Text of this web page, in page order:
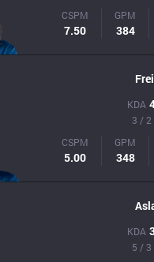
CSPM
7.50
GPM
384
KDA
3 / 2
CSPM
5.00
GPM
348
KDA
5 /